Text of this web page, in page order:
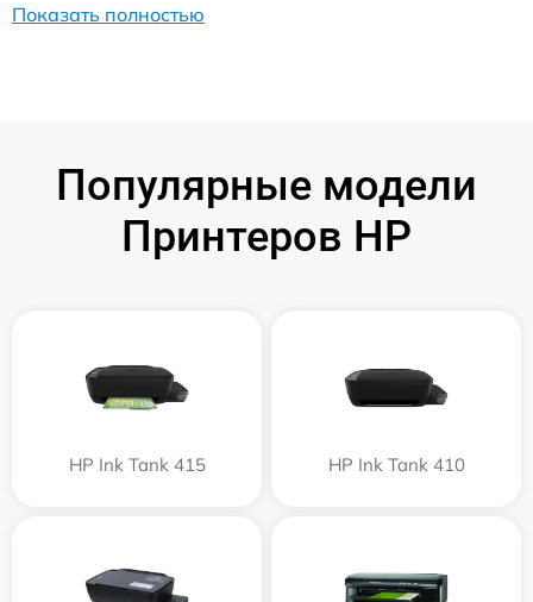
Показать полностью
Популярные модели
Принтеров HP
HP Ink Tank 415 HP Ink Tank 410